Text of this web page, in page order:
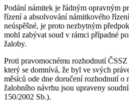
Podání námitek je řádným opravným
řízení a absolvování námitkového
neúspěšné, je proto nezbytným
mohl zabývat soud v rámci případné
žaloby.
Proti pravomocnému rozhodnutí
který se domnívá, že byl ve svých
měsíců ode dne doručení rozhodnutí o
žalobního návrhu jsou upraveny
150/2002 Sb.).